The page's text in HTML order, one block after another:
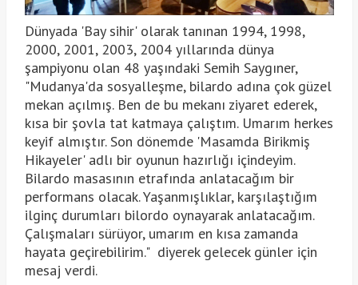
Dünyada 'Bay sihir' olarak tanınan 1994, 1998,
2000, 2001, 2003, 2004 yıllarında dünya
şampiyonu olan 48 yaşındaki Semih Saygıner,
"Mudanya'da sosyalleşme, bilardo adına çok güzel
mekan açılmış. Ben de bu mekanı ziyaret ederek,
kısa bir şovla tat katmaya çalıştım. Umarım herkes
keyif almıştır. Son dönemde 'Masamda Birikmiş
Hikayeler' adlı bir oyunun hazırlığı içindeyim.
Bilardo masasının etrafında anlatacağım bir
performans olacak. Yaşanmışlıklar, karşılaştığım
ilginç durumları bilordo oynayarak anlatacağım.
Çalışmaları sürüyor, umarım en kısa zamanda
hayata geçirebilirim." diyerek gelecek günler için
mesaj verdi.